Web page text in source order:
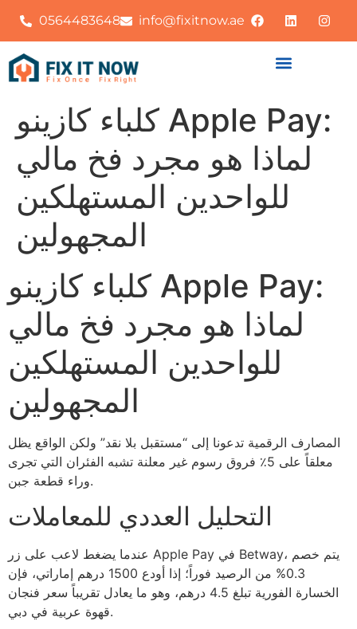
0564483648 info@fixitnow.ae
كلباء كازينو Apple Pay:
لماذا هو مجرد فخ مالي
للواحدين المستهلكين
المجهولين
كلباء كازينو Apple Pay:
لماذا هو مجرد فخ مالي
للواحدين المستهلكين
المجهولين
المصارف الرقمية تدعونا إلى “مستقبل بلا نقد” ولكن الواقع يظل
معلقاً على 5٪ فروق رسوم غير معلنة تشبه الفئران التي تجرى
وراء قطعة جبن.
التحليل العددي للمعاملات
عندما يضغط لاعب على زر Apple Pay في Betway، يتم خصم
0.3% من الرصيد فوراً؛ إذا أودع 1500 درهم إماراتي، فإن
الخسارة الفورية تبلغ 4.5 درهم، وهو ما يعادل تقريباً سعر فنجان
قهوة عربية في دبي.